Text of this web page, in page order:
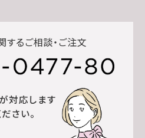
するご相談・ご注文
対応します
さい。